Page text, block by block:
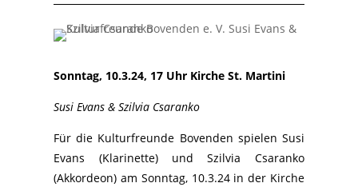
Sonntag, 10.3.24, 17 Uhr Kirche St. Martini
Susi Evans & Szilvia Csaranko
Für die Kulturfreunde Bovenden spielen Susi
Evans (Klarinette) und Szilvia Csaranko
(Akkordeon) am Sonntag, 10.3.24 in der Kirche